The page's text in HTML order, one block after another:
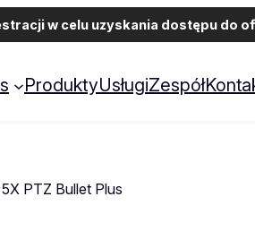
w celu uzyskania dostępu do
ProduktyUsługiZespół
PTZ Bullet Plus